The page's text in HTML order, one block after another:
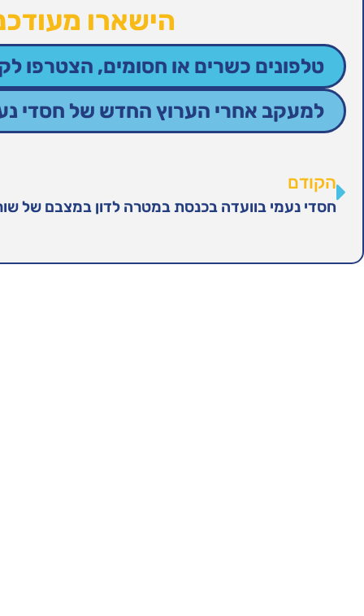
הישארו
טלפונים כשרים או חסומים, הצטרפו
למעקב אחרי הערוץ החדש של חסדי
הקודם